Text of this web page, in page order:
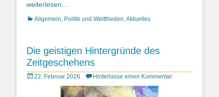
weiterlesen…
Kategorien
Allgemein, Politik und Weltfrieden,Aktuelles
Die geistigen Hintergründe des
Zeitgeschehens
Posted22. Februar 2026 Hinterlasse einen Kommentar